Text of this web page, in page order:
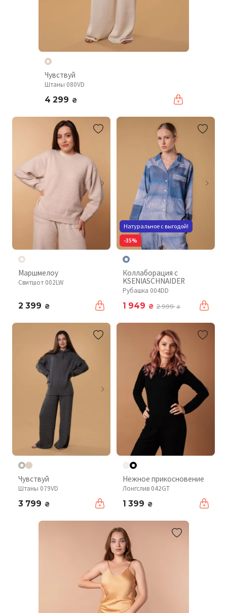
Чувствуй
Штаны 080VD
4 299 ₴
Маршмелоу
Свитшот 002LW
2 399 ₴
Натуральное с выгодой!
-35%
Коллаборация с
KSENIASCHNAIDER
Рубашка 004DD
1 949 ₴ 2 999₴
Чувствуй
Штаны 079VD
3 799 ₴
Нежное прикосновение
Лонгслив 042GT
1 399 ₴